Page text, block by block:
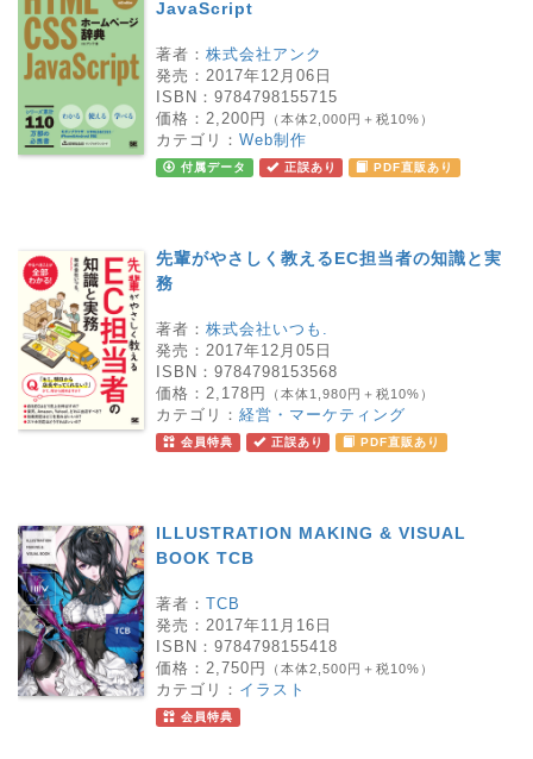
JavaScript
著者： 株式会社アンク
発売： 2017年12月06日
ISBN： 9784798155715
価格： 2,200円 （本体2,000円＋税10%）
カテゴリ： Web制作
付属データ 正誤あり PDF直販あり
先輩がやさしく教えるEC担当者の知識と実
務
著者： 株式会社いつも.
発売： 2017年12月05日
ISBN： 9784798153568
価格： 2,178円 （本体1,980円＋税10%）
カテゴリ： 経営・マーケティング
会員特典 正誤あり PDF直販あり
ILLUSTRATION MAKING & VISUAL
BOOK TCB
著者： TCB
発売： 2017年11月16日
ISBN： 9784798155418
価格： 2,750円 （本体2,500円＋税10%）
カテゴリ： イラスト
会員特典